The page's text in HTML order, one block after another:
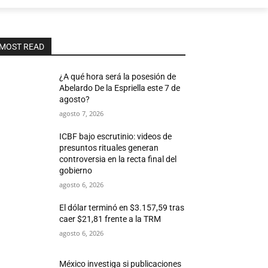
READ
¿A qué hora será la posesión de
Abelardo De la Espriella este 7 de
agosto?
agosto 7, 2026
ICBF bajo escrutinio: videos de
presuntos rituales generan
controversia en la recta final del
gobierno
agosto 6, 2026
El dólar terminó en $3.157,59 tras
caer $21,81 frente a la TRM
agosto 6, 2026
México investiga si publicaciones